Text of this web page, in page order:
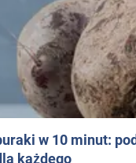
w 10 minut:
każdego